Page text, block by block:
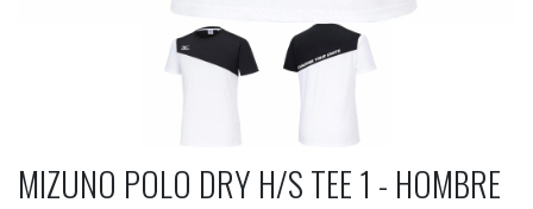
MIZUNO POLO DRY H/S TEE 1 - HOMBRE